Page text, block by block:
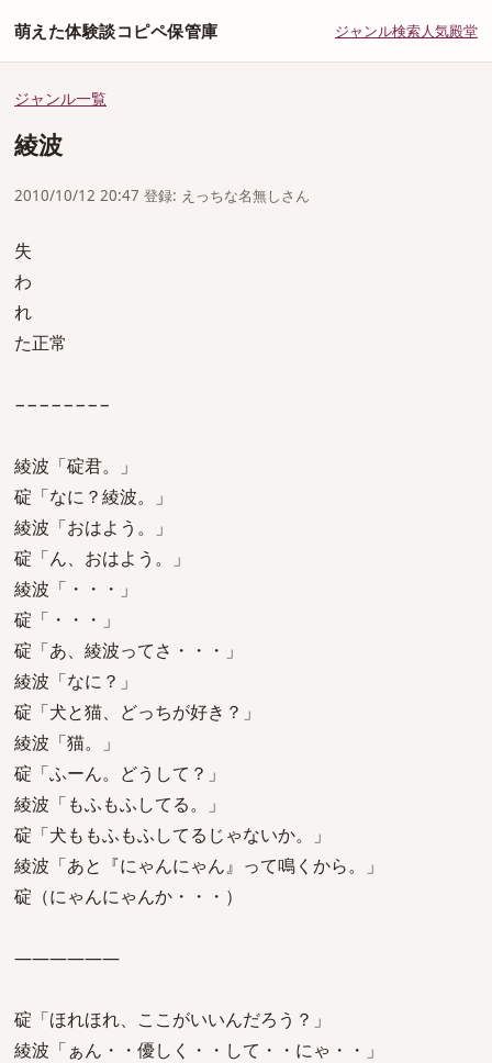
萌えた体験談コピペ保管庫 ジャンル検索人気殿堂
ジャンル一覧
綾波
2010/10/12 20:47 登録: えっちな名無しさん
失
わ
れ
た正常
−−−−−−−−
綾波「碇君。」
碇「なに？綾波。」
綾波「おはよう。」
碇「ん、おはよう。」
綾波「・・・」
碇「・・・」
碇「あ、綾波ってさ・・・」
綾波「なに？」
碇「犬と猫、どっちが好き？」
綾波「猫。」
碇「ふーん。どうして？」
綾波「もふもふしてる。」
碇「犬ももふもふしてるじゃないか。」
綾波「あと『にゃんにゃん』って鳴くから。」
碇（にゃんにゃんか・・・）
――――――
碇「ほれほれ、ここがいいんだろう？」
綾波「ぁん・・優しく・・して・・にゃ・・」